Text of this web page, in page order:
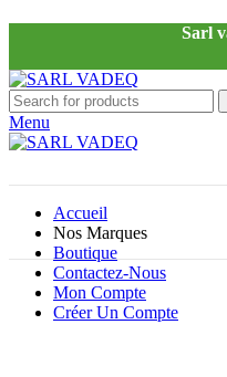
Sarl
Menu
Accueil
Nos Marques
Boutique
Contactez-Nous
Mon Compte
Créer Un Compte